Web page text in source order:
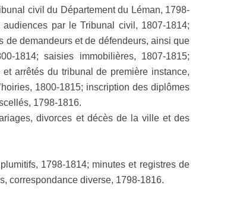
civil du Département du Léman, 1798-
par le Tribunal civil, 1807-1814;
de demandeurs et de défendeurs, ainsi que
1814; saisies immobilières, 1807-1815;
arrêtés du tribunal de première instance,
1800-1815; inscription des diplômes
1798-1816.
divorces et décès de la ville et des
1798-1814; minutes et registres de
correspondance diverse, 1798-1816.